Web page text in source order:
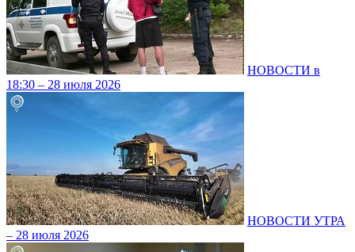
НОВОСТИ в
18:30 – 28 июля 2026
НОВОСТИ УТРА
– 28 июля 2026